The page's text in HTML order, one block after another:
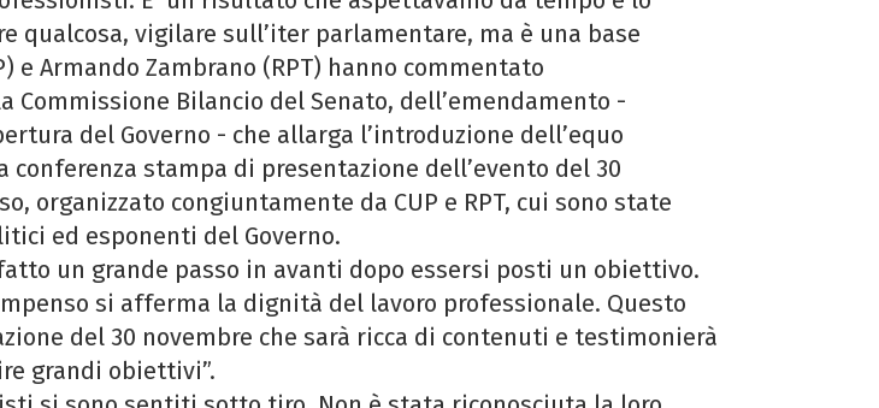
qualcosa, vigilare sull’iter parlamentare, ma è una base
e Armando Zambrano (RPT) hanno commentato
Commissione Bilancio del Senato, dell’emendamento -
del Governo - che allarga l’introduzione dell’equo
stampa di presentazione dell’evento del 30
organizzato congiuntamente da CUP e RPT, cui sono state
ed esponenti del Governo.
un grande passo in avanti dopo essersi posti un obiettivo.
si afferma la dignità del lavoro professionale. Questo
del 30 novembre che sarà ricca di contenuti e testimonierà
grandi obiettivi”.